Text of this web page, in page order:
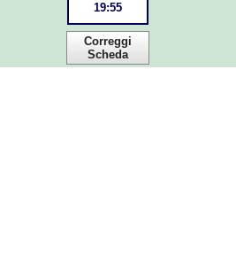
19:55
Correggi
Scheda